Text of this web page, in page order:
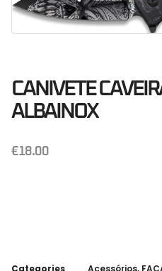
CANIVETE
ALBAINOX
€18.00